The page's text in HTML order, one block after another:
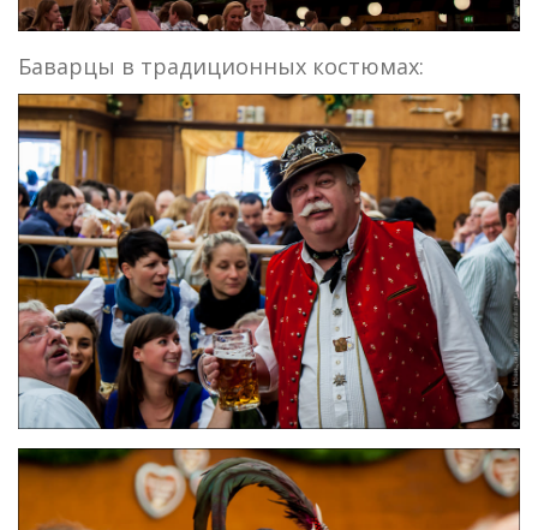
Баварцы в традиционных костюмах: